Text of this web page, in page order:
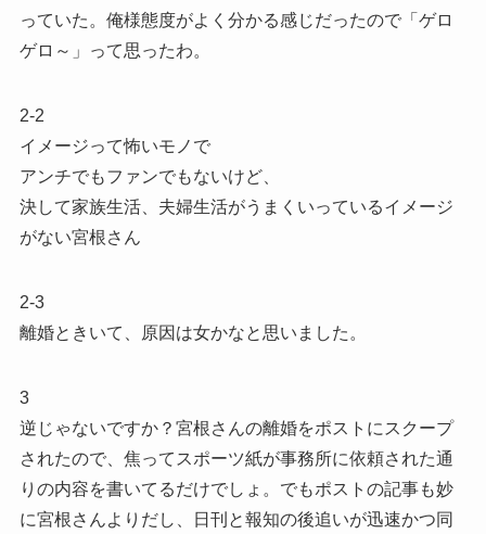
っていた。俺様態度がよく分かる感じだったので「ゲロ
ゲロ～」って思ったわ。
2-2
イメージって怖いモノで
アンチでもファンでもないけど、
決して家族生活、夫婦生活がうまくいっているイメージ
がない宮根さん
2-3
離婚ときいて、原因は女かなと思いました。
3
逆じゃないですか？宮根さんの離婚をポストにスクープ
されたので、焦ってスポーツ紙が事務所に依頼された通
りの内容を書いてるだけでしょ。でもポストの記事も妙
に宮根さんよりだし、日刊と報知の後追いが迅速かつ同